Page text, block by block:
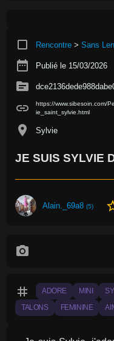
crop_square Rencontre > Sans
date_range Publié le 15/03/2026
source
link
https://www.sibesoin.com/
ie_saint_sylvie.html
location_on Sylvie
JE SUIS SYLVIE
Alain._69a8 (5)
photo_camera
tag ADORE MINI
TALONS FEMININE